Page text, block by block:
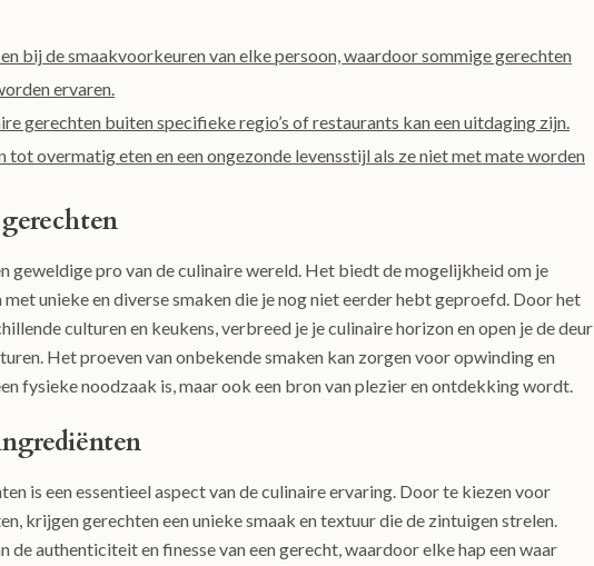
bij de smaakvoorkeuren van elke persoon, waardoor sommige gerechten
ervaren.
gerechten buiten specifieke regio’s of restaurants kan een uitdaging zijn.
tot overmatig eten en een ongezonde levensstijl als ze niet met mate worden
geweldige pro van de culinaire wereld. Het biedt de mogelijkheid om je
unieke en diverse smaken die je nog niet eerder hebt geproefd. Door het
culturen en keukens, verbreed je je culinaire horizon en open je de deur
Het proeven van onbekende smaken kan zorgen voor opwinding en
fysieke noodzaak is, maar ook een bron van plezier en ontdekking wordt.
is een essentieel aspect van de culinaire ervaring. Door te kiezen voor
krijgen gerechten een unieke smaak en textuur die de zintuigen strelen.
authenticiteit en finesse van een gerecht, waardoor elke hap een waar